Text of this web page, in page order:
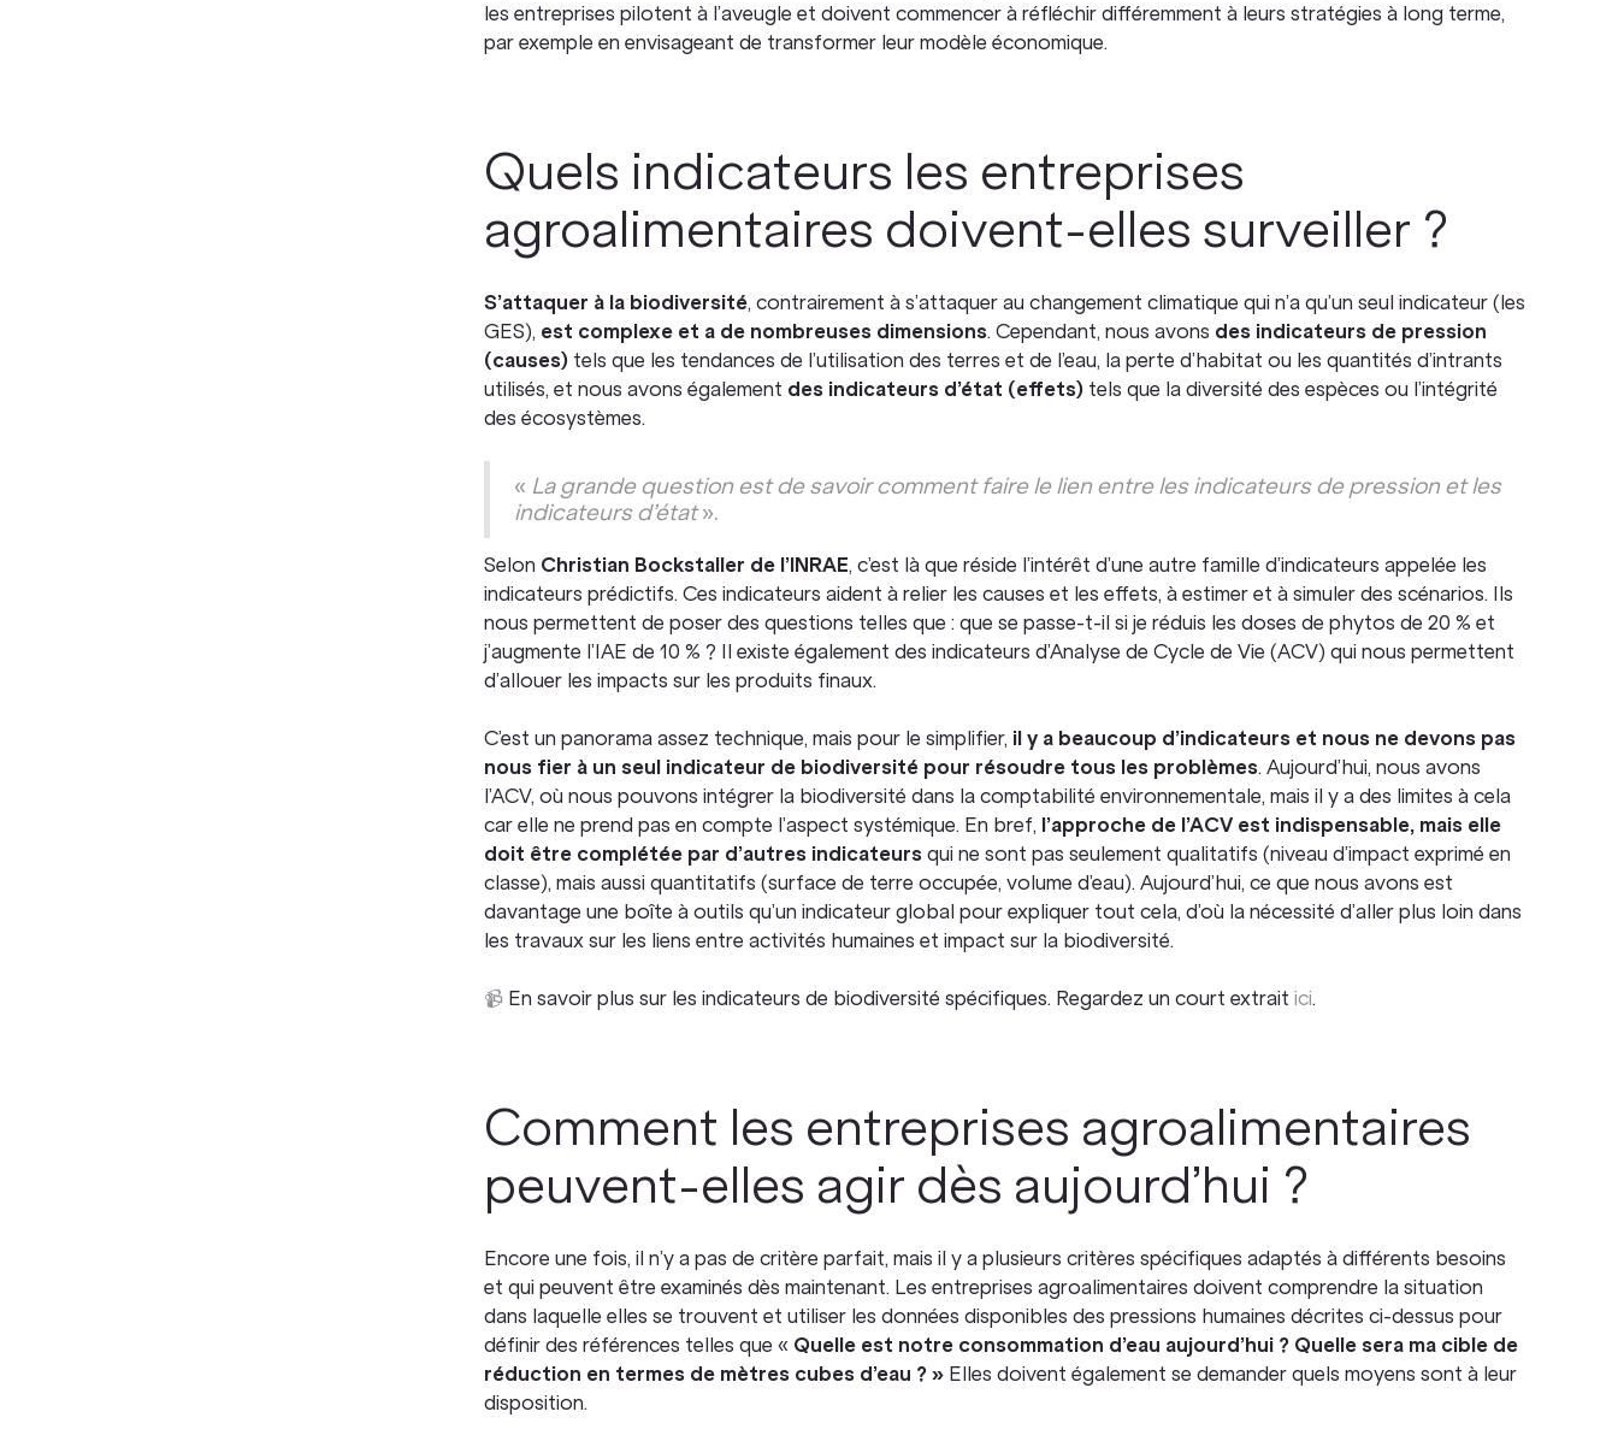
les entreprises pilotent à l’aveugle et doivent commencer à réfléchir différemment à leurs stratégies à long terme,
par exemple en envisageant de transformer leur modèle économique.
Quels indicateurs les entreprises
agroalimentaires doivent-elles surveiller ?
S’attaquer à la biodiversité, contrairement à s’attaquer au changement climatique qui n’a qu’un seul indicateur (les
GES), est complexe et a de nombreuses dimensions. Cependant, nous avons des indicateurs de pression
(causes) tels que les tendances de l’utilisation des terres et de l’eau, la perte d’habitat ou les quantités d’intrants
utilisés, et nous avons également des indicateurs d’état (effets) tels que la diversité des espèces ou l’intégrité
des écosystèmes.
« La grande question est de savoir comment faire le lien entre les indicateurs de pression et les
indicateurs d’état».
Selon Christian Bockstaller de l’INRAE, c’est là que réside l’intérêt d’une autre famille d’indicateurs appelée les
indicateurs prédictifs. Ces indicateurs aident à relier les causes et les effets, à estimer et à simuler des scénarios. Ils
nous permettent de poser des questions telles que : que se passe-t-il si je réduis les doses de phytos de 20 % et
j’augmente l’IAE de 10 % ? Il existe également des indicateurs d’Analyse de Cycle de Vie (ACV) qui nous permettent
d’allouer les impacts sur les produits finaux.
C’est un panorama assez technique, mais pour le simplifier, il y a beaucoup d’indicateurs et nous ne devons pas
nous fier à un seul indicateur de biodiversité pour résoudre tous les problèmes. Aujourd’hui, nous avons
l’ACV, où nous pouvons intégrer la biodiversité dans la comptabilité environnementale, mais il y a des limites à cela
car elle ne prend pas en compte l’aspect systémique. En bref, l’approche de l’ACV est indispensable, mais elle
doit être complétée par d’autres indicateurs qui ne sont pas seulement qualitatifs (niveau d’impact exprimé en
classe), mais aussi quantitatifs (surface de terre occupée, volume d’eau). Aujourd’hui, ce que nous avons est
davantage une boîte à outils qu’un indicateur global pour expliquer tout cela, d’où la nécessité d’aller plus loin dans
les travaux sur les liens entre activités humaines et impact sur la biodiversité.
📹 En savoir plus sur les indicateurs de biodiversité spécifiques. Regardez un court extraitici.
Comment les entreprises agroalimentaires
peuvent-elles agir dès aujourd’hui ?
Encore une fois, il n’y a pas de critère parfait, mais il y a plusieurs critères spécifiques adaptés à différents besoins
et qui peuvent être examinés dès maintenant. Les entreprises agroalimentaires doivent comprendre la situation
dans laquelle elles se trouvent et utiliser les données disponibles des pressions humaines décrites ci-dessus pour
définir des références telles que « Quelle est notre consommation d’eau aujourd’hui ? Quelle sera ma cible de
réduction en termes de mètres cubes d’eau ? » Elles doivent également se demander quels moyens sont à leur
disposition.